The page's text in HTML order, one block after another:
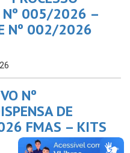
Nº 005/2026 –
Nº 002/2026
Nº
DE
FMAS – KITS